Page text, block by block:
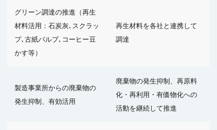
グリーン調達の推進 （再生
材料活用：石炭灰､スクラッ
プ､古紙パルプ､コーヒー豆
かす等）
再生材料を各社と連携して
調達
製造事業所からの廃棄物の
発生抑制、有効活用
廃棄物の発生抑制、再原料
化・再利用・ 有価物化への
活動を継続して推進